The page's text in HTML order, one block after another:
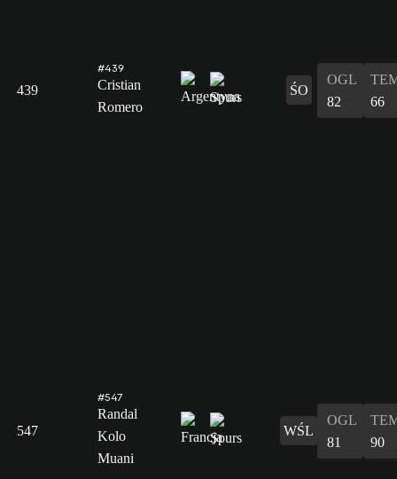
439
#439
Cristian
Romero
ŚO
OGL
82
66
547
#547
Randal
Kolo
Muani
WŚL
OGL
81
90